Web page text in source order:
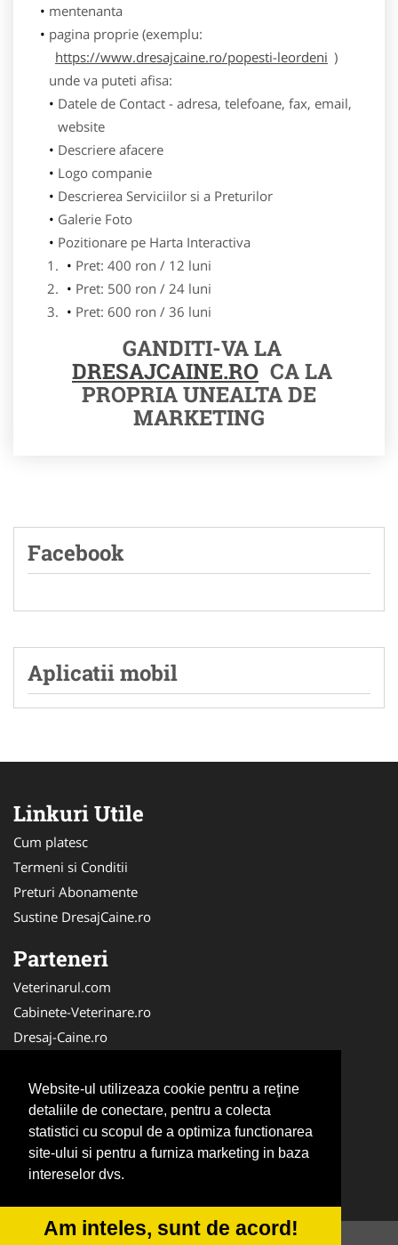
Website-ul utilizeaza cookie pentru a reţine
detaliile de conectare, pentru a colecta
statistici cu scopul de a optimiza functionarea
site-ului si pentru a furniza marketing in baza
intereselor dvs.
Am inteles, sunt de acord!
mentenanta
pagina proprie (exemplu:
https://www.dresajcaine.ro/popesti-leordeni )
unde va puteti afisa:
Datele de Contact - adresa, telefoane, fax, email,
website
Descriere afacere
Logo companie
Descrierea Serviciilor si a Preturilor
Galerie Foto
Pozitionare pe Harta Interactiva
Pret: 400 ron / 12 luni
Pret: 500 ron / 24 luni
Pret: 600 ron / 36 luni
GANDITI-VA LA
DRESAJCAINE.RO CA LA
PROPRIA UNEALTA DE
MARKETING
Facebook
Aplicatii mobil
Linkuri Utile
Cum platesc
Termeni si Conditii
Preturi Abonamente
Sustine DresajCaine.ro
Parteneri
Veterinarul.com
Cabinete-Veterinare.ro
Dresaj-Caine.ro
Medic-Bun.com
SalonFrizerieCanina.com
DresajCaine.ro
NonStopDeschis.ro